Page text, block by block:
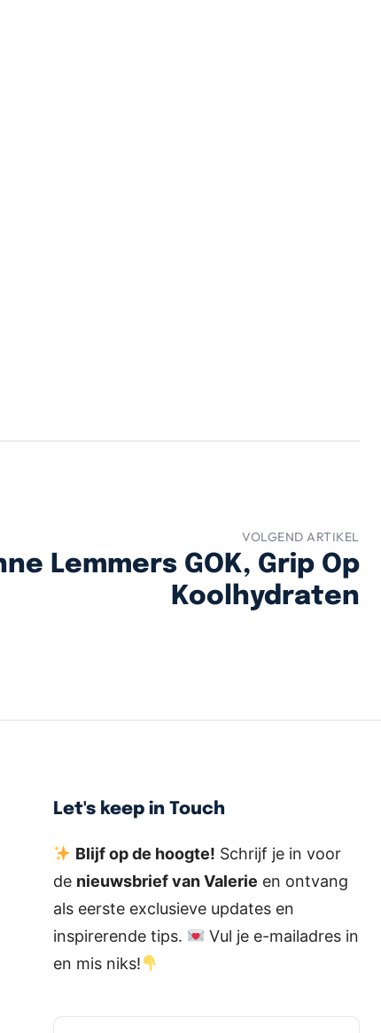
VOLGEND ARTIKEL
Lemmers GOK, Grip Op
Koolhydraten
Let's keep in Touch
Blijf op de hoogte! Schrijf je in voor
de nieuwsbrief van Valerie en ontvang
als eerste exclusieve updates en
inspirerende tips.
Vul je e-mailadres in
en mis niks!